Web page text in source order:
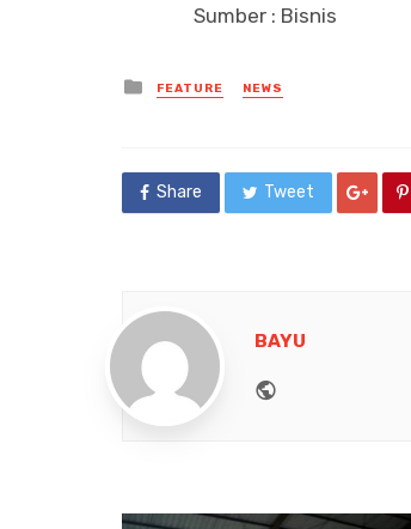
Sumber : Bisnis
Posted
in
FEATURE NEWS
Share Tweet
BAYU